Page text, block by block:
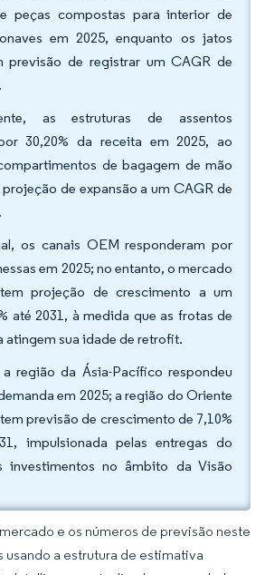
peças compostas para interior de
em 2025, enquanto os jatos
previsão de registrar um CAGR de
as estruturas de assentos
30,20% da receita em 2025, ao
de bagagem de mão
de expansão a um CAGR de
os canais OEM responderam por
em 2025; no entanto, o mercado
projeção de crescimento a um
até 2031, à medida que as frotas de
atingem sua idade de retrofit.
região da Ásia-Pacífico respondeu
em 2025; a região do Oriente
previsão de crescimento de 7,10%
impulsionada pelas entregas do
investimentos no âmbito da Visão
e os números de previsão neste
usando a estrutura de estimativa